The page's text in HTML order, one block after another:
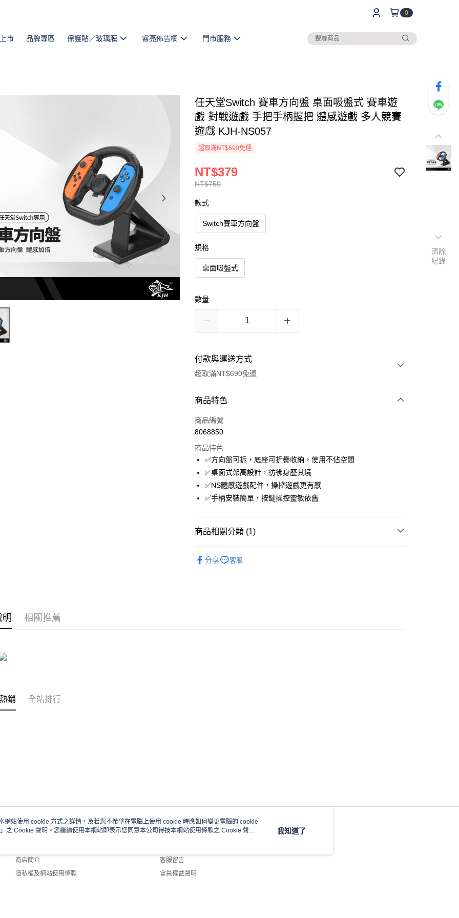
0
市 品牌專區 保護貼／玻璃膜 睿亮佈告欄 門市服務
任天堂Switch 賽車方向盤 桌面吸盤式 賽車遊
戲 對戰遊戲 手把手柄握把 體感遊戲 多人競賽
遊戲 KJH-NS057
超取滿NT$690免運
NT$750
NT$379
款式
Switch賽車方向盤
規格
桌面吸盤式
數量
付款與運送方式
超取滿NT$690免運
付款方式
信用卡一次付款
LINE Pay
Apple Pay
街口支付
ATM付款
運送方式
商品特色
商品編號
8068850
商品特色
✅方向盤可拆，底座可折疊收納，使用不佔空間
✅桌面式架高設計，彷彿身歷其境
✅NS體感遊戲配件，操控遊戲更有感
✅手柄安裝簡單，按鍵操控靈敏依舊
商品相關分類 (1)
分享
客服
明 相關推薦
銷 全站排行
關於我們
商店簡介
隱私權及網站使用條款
客服資訊
客服留言
會員權益聲明
清除
紀錄
網站使用 cookie 方式之詳情，及若您不希望在電腦上使用 cookie 時應如何變更電腦的 cookie
」之 Cookie 聲明。您繼續使用本網站即表示您同意本公司得按本網站使用條款之 Cookie 聲明
我知道了